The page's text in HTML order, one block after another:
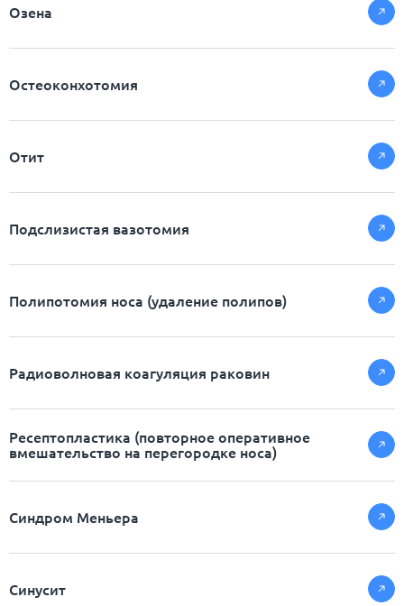
Озена
Остеоконхотомия
Отит
Подслизистая вазотомия
Полипотомия носа (удаление полипов)
Радиоволновая коагуляция раковин
Ресептопластика (повторное оперативное
вмешательство на перегородке носа)
Синдром Меньера
Синусит